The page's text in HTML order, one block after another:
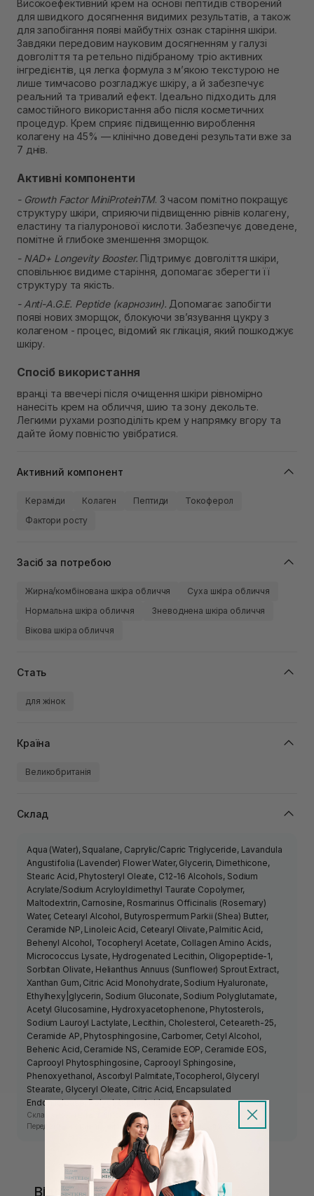
В наявності
Самовивіз м. Рівне, вул. Кулика і Гудачека 23 (ТЦ
Екватор)
В наявності
Високоефективний крем на основі пептидів створений
для швидкого досягнення видимих результатів, а також
для запобігання появі майбутніх ознак старіння шкіри.
Завдяки передовим науковим досягненням у галузі
довголіття та ретельно підібраному тріо активних
інгредієнтів, ця легка формула з м’якою текстурою не
лише тимчасово розгладжує шкіру, а й забезпечує
реальний та тривалий ефект. Ідеально підходить для
самостійного використання або після косметичних
процедур. Крем сприяє підвищенню вироблення
колагену на 45% — клінічно доведені результати вже за
7 днів.
Активні компоненти
- Growth Factor MiniProteinTM. З часом помітно покращує
структуру шкіри, сприяючи підвищенню рівнів колагену,
еластину та гіалуронової кислоти. Забезпечує доведене,
помітне й глибоке зменшення зморщок.
- NAD+ Longevity Booster. Підтримує довголіття шкіри,
сповільнює видиме старіння, допомагає зберегти її
структуру та якість.
- Anti-A.G.E. Peptide (карнозин). Допомагає запобігти
появі нових зморщок, блокуючи зв’язування цукру з
колагеном - процес, відомий як глікація, який пошкоджує
шкіру.
Спосіб використання
вранці та ввечері після очищення шкіри рівномірно
нанесіть крем на обличчя, шию та зону декольте.
Легкими рухами розподіліть крем у напрямку вгору та
дайте йому повністю увібратися.
Активний компонент
Кераміди Колаген Пептиди
Токоферол
Фактори росту
Засіб за потребою
Жирна/комбінована шкіра обличчя
Суха шкіра обличчя
Нормальна шкіра обличчя
Зневоднена шкіра обличчя
Вікова шкіра обличчя
Стать
для жінок
Країна
Великобританія
Склад
Aqua (Water), Squalane, Caprylic/Capric Triglyceride, Lavandula
Angustifolia (Lavender) Flower Water, Glycerin, Dimethicone,
Stearic Acid, Phytosteryl Oleate, C12-16 Alcohols, Sodium
Acrylate/Sodium Acryloyldimethyl Taurate Copolymer,
Maltodextrin, Carnosine, Rosmarinus Officinalis (Rosemary)
Water, Cetearyl Alcohol, Butyrospermum Parkii (Shea) Butter,
Ceramide NP, Linoleic Acid, Cetearyl Olivate, Palmitic Acid,
Behenyl Alcohol, Tocopheryl Acetate, Collagen Amino Acids,
Micrococcus Lysate, Hydrogenated Lecithin, Oligopeptide-1,
Sorbitan Olivate, Helianthus Annuus (Sunflower) Sprout Extract,
Xanthan Gum, Citric Acid Monohydrate, Sodium Hyaluronate,
Ethylhexy|glycerin, Sodium Gluconate, Sodium Polyglutamate,
Acetyl Glucosamine, Hydroxyacetophenone, Phytosterols,
Sodium Lauroyl Lactylate, Lecithin, Cholesterol, Ceteareth-25,
Ceramide AP, Phytosphingosine, Carbomer, Cetyl Alcohol,
Behenic Acid, Ceramide NS, Ceramide EOP, Ceramide EOS,
Caprooyl Phytosphingosine, Caprooyl Sphingosine,
Phenoxyethanol, Ascorbyl Palmitate,Tocopherol, Glyceryl
Stearate, Glyceryl Oleate, Citric Acid, Encapsulated
Endonuclease, Polyglutamic Acid.
Склад засобу може змінюватись виробником.
Перед використанням ознайомтесь з інформацією на упаковці.
Відгуки